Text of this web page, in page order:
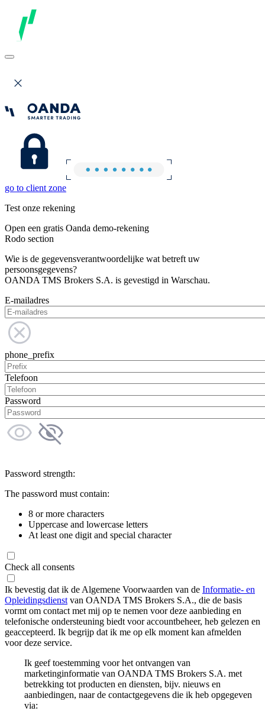
go to client zone
Test onze rekening
Open een gratis Oanda demo-rekening
Rodo section
Wie is de gegevensverantwoordelijke wat betreft uw
persoonsgegevens?
OANDA TMS Brokers S.A. is gevestigd in Warschau.
E-mailadres
phone_prefix
Telefoon
Password
Password strength:
The password must contain:
8 or more characters
Uppercase and lowercase letters
At least one digit and special character
Check all consents
Ik bevestig dat ik de Algemene Voorwaarden van de Informatie- en
Opleidingsdienst van OANDA TMS Brokers S.A., die de basis
vormt om contact met mij op te nemen voor deze aanbieding en
telefonische ondersteuning biedt voor accountbeheer, heb gelezen en
geaccepteerd. Ik begrijp dat ik me op elk moment kan afmelden
voor deze service.
Ik geef toestemming voor het ontvangen van
marketinginformatie van OANDA TMS Brokers S.A. met
betrekking tot producten en diensten, bijv. nieuws en
aanbiedingen, naar de contactgegevens die ik heb opgegeven
via: